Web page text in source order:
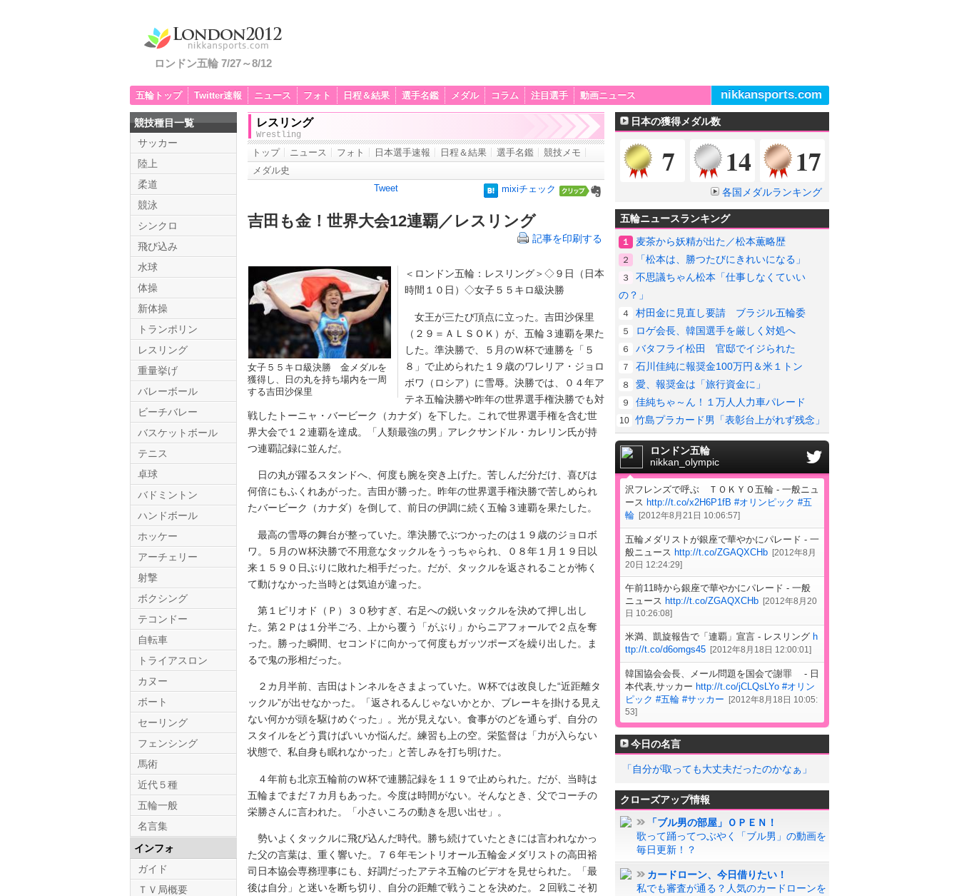
ロンドン五輪 7/27～8/12
五輪トップ Twitter速報 ニュース フォト 日程＆結果 選手名鑑 メダル コラム 注目選手 動画ニュース nikkansports.com
レスリング
Wrestling
トップ ニュース フォト 日本選手速報 日程＆結果 選手名鑑
競技メモ
メダル史
Tweet
mixiチェック
吉田も金！世界大会12連覇／レスリング
記事を印刷する
女子５５キロ級決勝 金メダルを
獲得し、日の丸を持ち場内を一周
する吉田沙保里
＜ロンドン五輪：レスリング＞◇９日（日本
時間１０日）◇女子５５キロ級決勝
女王が三たび頂点に立った。吉田沙保里
（２９＝ＡＬＳＯＫ）が、五輪３連覇を果た
した。準決勝で、５月のＷ杯で連勝を「５
８」で止められた１９歳のワレリア・ジョロ
ボワ（ロシア）に雪辱。決勝では、０４年ア
テネ五輪決勝や昨年の世界選手権決勝でも対
戦したトーニャ・バービーク（カナダ）を下した。これで世界選手権を含む世
界大会で１２連覇を達成。「人類最強の男」アレクサンドル・カレリン氏が持
つ連覇記録に並んだ。
日の丸が躍るスタンドへ、何度も腕を突き上げた。苦しんだ分だけ、喜びは
何倍にもふくれあがった。吉田が勝った。昨年の世界選手権決勝で苦しめられ
たバービーク（カナダ）を倒して、前日の伊調に続く五輪３連覇を果たした。
最高の雪辱の舞台が整っていた。準決勝でぶつかったのは１９歳のジョロボ
ワ。５月のＷ杯決勝で不用意なタックルをうっちゃられ、０８年１月１９日以
来１５９０日ぶりに敗れた相手だった。だが、タックルを返されることが怖く
て動けなかった当時とは気迫が違った。
第１ピリオド（Ｐ）３０秒すぎ、右足への鋭いタックルを決めて押し出し
た。第２Ｐは１分半ごろ、上から覆う「がぶり」からニアフォールで２点を奪
った。勝った瞬間、セコンドに向かって何度もガッツポーズを繰り出した。ま
るで鬼の形相だった。
２カ月半前、吉田はトンネルをさまよっていた。Ｗ杯では改良した“近距離タ
ックル”が出せなかった。「返されるんじゃないかとか、ブレーキを掛ける見え
ない何かが頭を駆けめぐった」。光が見えない。食事がのどを通らず、自分の
スタイルをどう貫けばいいか悩んだ。練習も上の空。栄監督は「力が入らない
状態で、私自身も眠れなかった」と苦しみを打ち明けた。
４年前も北京五輪前のＷ杯で連勝記録を１１９で止められた。だが、当時は
五輪までまだ７カ月もあった。今度は時間がない。そんなとき、父でコーチの
栄勝さんに言われた。「小さいころの動きを思い出せ」。
勢いよくタックルに飛び込んだ時代。勝ち続けていたときには言われなかっ
た父の言葉は、重く響いた。７６年モントリオール五輪金メダリストの高田裕
司日本協会専務理事にも、好調だったアテネ五輪のビデオを見せられた。「最
後は自分」と迷いを断ち切り、自分の距離で戦うことを決めた。２回戦こそ初
競技種目一覧
サッカー
陸上
柔道
競泳
シンクロ
飛び込み
水球
体操
新体操
トランポリン
レスリング
重量挙げ
バレーボール
ビーチバレー
バスケットボール
テニス
卓球
バドミントン
ハンドボール
ホッケー
アーチェリー
射撃
ボクシング
テコンドー
自転車
トライアスロン
カヌー
ボート
セーリング
フェンシング
馬術
近代５種
五輪一般
名言集
インフォ
ガイド
ＴＶ局概要
日本の獲得メダル数
金メダル
7 銀メダル
14 17
各国メダルランキング
五輪ニュースランキング
１ 麦茶から妖精が出た／松本薫略歴
２ 「松本は、勝つたびにきれいになる」
３
不思議ちゃん松本「仕事しなくていい
の？」
４ 村田金に見直し要請 ブラジル五輪委
５ ロゲ会長、韓国選手を厳しく対処へ
６ バタフライ松田 官邸でイジられた
７ 石川佳純に報奨金100万円＆米１トン
８ 愛、報奨金は「旅行資金に」
９ 佳純ちゃ～ん！１万人人力車パレード
10 竹島プラカード男「表彰台上がれず残念」
Twitter.com
ロンドン五輪
nikkan_olympic
沢フレンズで呼ぶ ＴＯＫＹＯ五輪 - 一般ニュ
ース http://t.co/x2H6P1fB #オリンピック #五
輪 [2012年8月21日 10:06:57]
五輪メダリストが銀座で華やかにパレード - 一
般ニュース http://t.co/ZGAQXCHb [2012年8月
20日 12:24:29]
午前11時から銀座で華やかにパレード - 一般
ニュース http://t.co/ZGAQXCHb [2012年8月20
日 10:26:08]
米満、凱旋報告で「連覇」宣言 - レスリング h
ttp://t.co/d6omgs45 [2012年8月18日 12:00:01 ]
韓国協会会長、メール問題を国会で謝罪 - 日
本代表,サッカー http://t.co/jCLQsLYo #オリン
ピック #五輪 #サッカー [2012年8月18日 10:05:
53]
今日の名言
「自分が取っても大丈夫だったのかなぁ」
クローズアップ情報
「ブル男の部屋」ＯＰＥＮ！
歌って踊ってつぶやく「ブル男」の動画を
毎日更新！？
カードローン、今日借りたい！
私でも審査が通る？人気のカードローンを